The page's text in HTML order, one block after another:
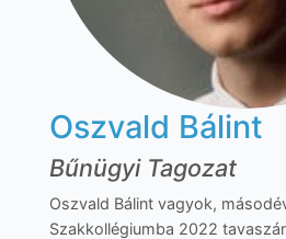
Oszvald Bálint
Bűnügyi Tagozat
Oszvald Bálint vagyok,
Szakkollégiumba 2022